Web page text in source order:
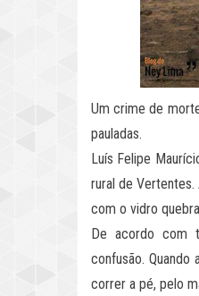
Um crime de
pauladas.
Luís Felipe
rural de
com o vidro
De acordo com
confusão.
correr a pé, pelo